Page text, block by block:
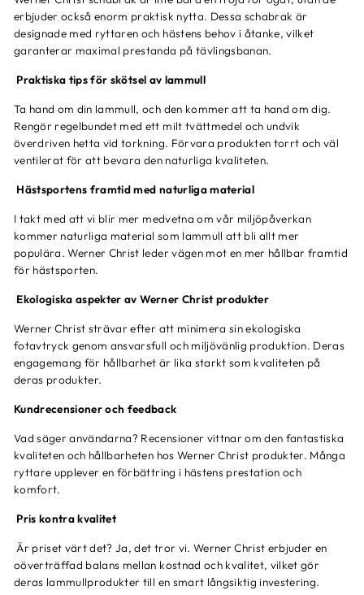
erbjuder också enorm praktisk nytta. Dessa schabrak är
designade med ryttaren och hästens behov i åtanke, vilket
garanterar maximal prestanda på tävlingsbanan.
Praktiska tips för skötsel av lammull
Ta hand om din lammull, och den kommer att ta hand om dig.
Rengör regelbundet med ett milt tvättmedel och undvik
överdriven hetta vid torkning. Förvara produkten torrt och väl
ventilerat för att bevara den naturliga kvaliteten.
Hästsportens framtid med naturliga material
I takt med att vi blir mer medvetna om vår miljöpåverkan
kommer naturliga material som lammull att bli allt mer
populära. Werner Christ leder vägen mot en mer hållbar framtid
för hästsporten.
Ekologiska aspekter av Werner Christ produkter
Werner Christ strävar efter att minimera sin ekologiska
fotavtryck genom ansvarsfull och miljövänlig produktion. Deras
engagemang för hållbarhet är lika starkt som kvaliteten på
deras produkter.
Kundrecensioner och feedback
Vad säger användarna? Recensioner vittnar om den fantastiska
kvaliteten och hållbarheten hos Werner Christ produkter. Många
ryttare upplever en förbättring i hästens prestation och
komfort.
Pris kontra kvalitet
Är priset värt det? Ja, det tror vi. Werner Christ erbjuder en
oöverträffad balans mellan kostnad och kvalitet, vilket gör
deras lammullprodukter till en smart långsiktig investering.